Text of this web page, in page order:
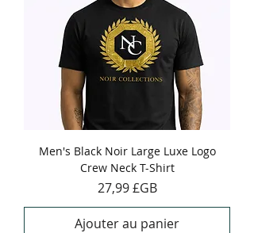
Men's Black Noir Large Luxe Logo
Crew Neck T-Shirt
Prix
27,99 £GB
Ajouter au panier